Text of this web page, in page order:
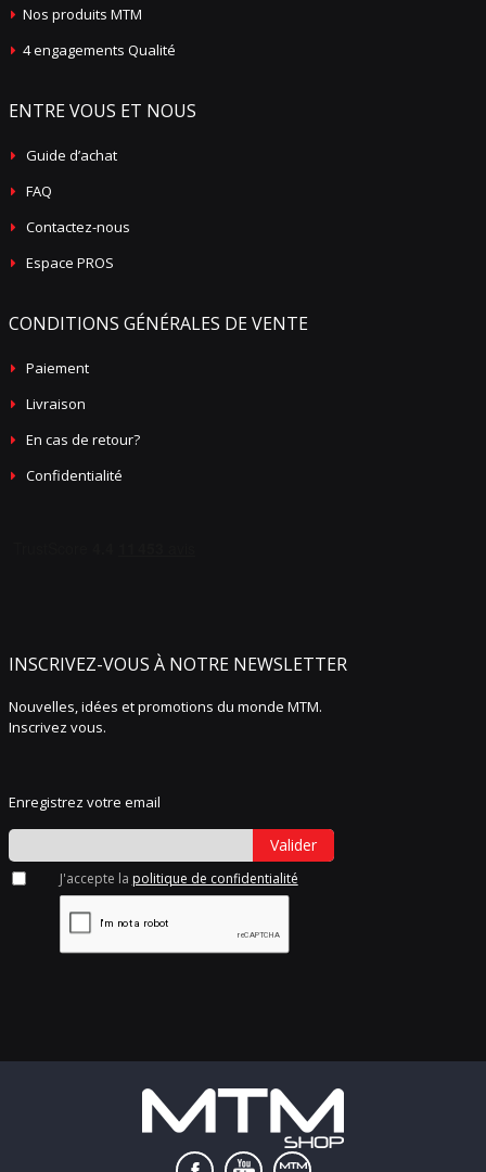
Nos produits MTM
4 engagements Qualité
ENTRE VOUS ET NOUS
Guide d’achat
FAQ
Contactez-nous
Espace PROS
CONDITIONS GÉNÉRALES DE VENTE
Paiement
Livraison
En cas de retour?
Confidentialité
INSCRIVEZ-VOUS À NOTRE NEWSLETTER
Nouvelles, idées et promotions du monde MTM.
Inscrivez vous.
Enregistrez votre email
Valider
J'accepte la politique de confidentialité